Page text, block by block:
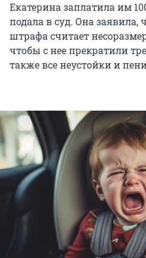
Екатерина заплатила им
подала в суд. Она
штрафа считает
чтобы с нее прекратили
также все неустойки и